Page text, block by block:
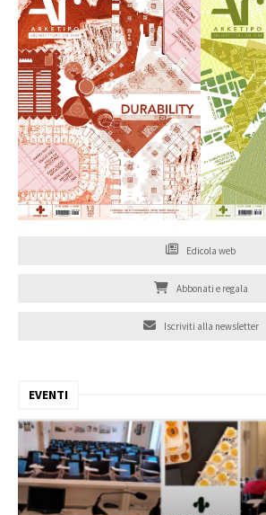
Edicola web
Abbonati e regala
Iscriviti alla newsletter
EVENTI